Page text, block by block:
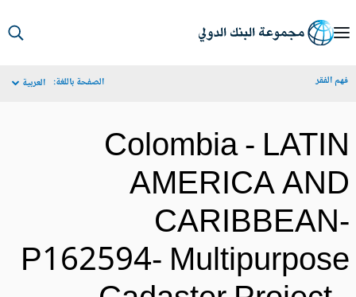
الفقر الصفحة باللغة: العربية
Colombia -
AMERICA
P162594-